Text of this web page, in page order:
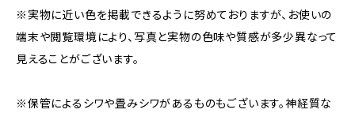
※実物に近い色を掲載できるように努めておりますが、お使いの
端末や閲覧環境により、写真と実物の色味や質感が多少異なって
見えることがございます。
※保管によるシワや畳みシワがあるものもございます。神経質な